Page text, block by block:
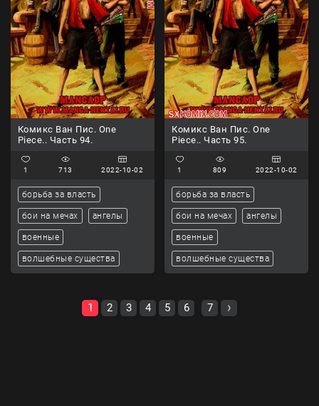
Комикс Ван Пис. One
Piece.. Часть 94.
1 713 2022-10-02
борьба за власть
бои на мечах ангелы
военные
волшебные существа
Комикс Ван Пис. One
Piece.. Часть 95.
1 809 2022-10-02
борьба за власть
бои на мечах ангелы
военные
волшебные существа
1 2 3 4 5 6 7